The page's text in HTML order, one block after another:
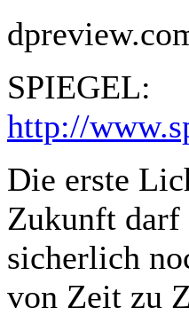
SPIEGEL:
http://
Die erste
Zukunft darf
sicherlich
von Zeit zu